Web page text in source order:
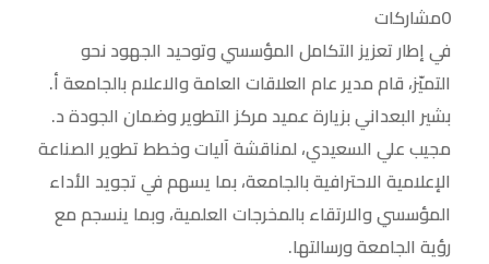
0مشاركات
في إطار تعزيز التكامل المؤسسي وتوحيد الجهود نحو
التميّز، قام مدير عام العلاقات العامة والاعلام بالجامعة أ.
بشير البعداني بزيارة عميد مركز التطوير وضمان الجودة د.
مجيب علي السعيدي، لمناقشة آليات وخطط تطوير الصناعة
الإعلامية الاحترافية بالجامعة، بما يسهم في تجويد الأداء
المؤسسي والارتقاء بالمخرجات العلمية، وبما ينسجم مع
رؤية الجامعة ورسالتها.